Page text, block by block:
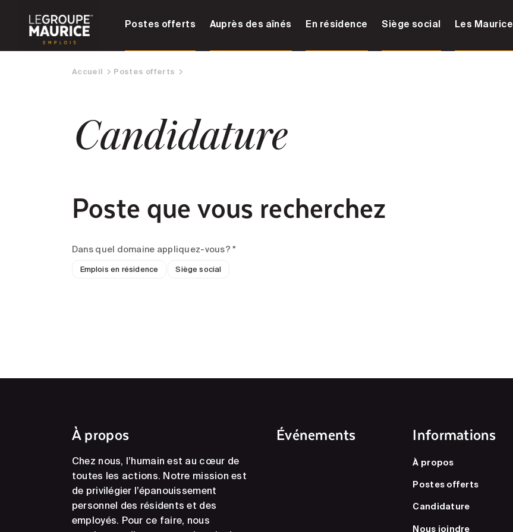
Postes offerts Auprès des aînés En résidence Siège social Les Maurice
Accueil Postes offerts
Candidature
Poste que vous recherchez
Dans quel domaine appliquez-vous? *
Emplois en résidence Siège social
À propos
Chez nous, l’humain est au cœur de
toutes les actions. Notre mission est
de privilégier l’épanouissement
personnel des résidents et des
employés. Pour ce faire, nous
Événements Informations
À propos
Postes offerts
Candidature
Nous joindre